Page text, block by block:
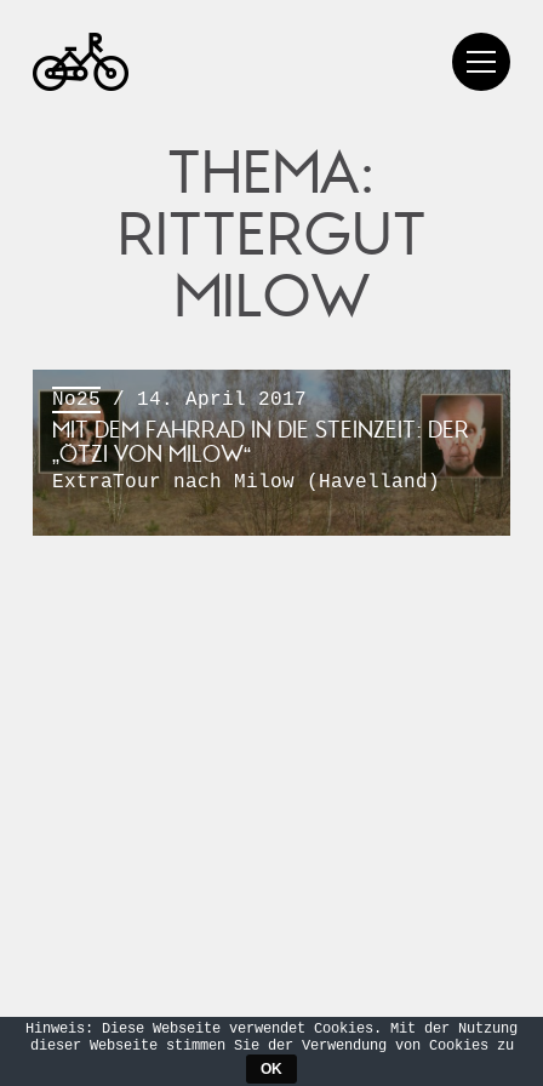
THEMA:
RITTERGUT
MILOW
No25/ 14. April 2017
MIT DEM FAHRRAD IN DIE STEINZEIT: DER
„ÖTZI VON MILOW“
ExtraTour nach Milow (Havelland)
Hinweis: Diese Webseite verwendet Cookies. Mit der Nutzung
dieser Webseite stimmen Sie der Verwendung von Cookies zu
OK